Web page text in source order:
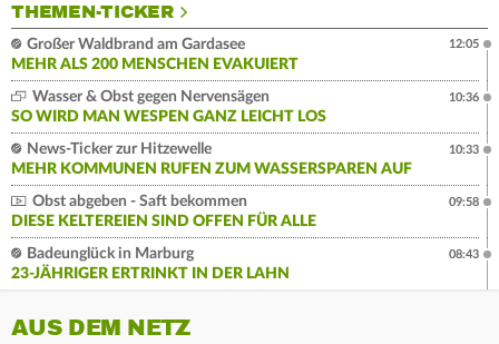
THEMEN-TICKER
Großer Waldbrand am Gardasee
MEHR ALS 200 MENSCHEN EVAKUIERT
12:05
Wasser & Obst gegen Nervensägen
SO WIRD MAN WESPEN GANZ LEICHT LOS
10:36
News-Ticker zur Hitzewelle
MEHR KOMMUNEN RUFEN ZUM WASSERSPAREN AUF
10:33
Obst abgeben - Saft bekommen
DIESE KELTEREIEN SIND OFFEN FÜR ALLE
09:58
Badeunglück in Marburg
23-JÄHRIGER ERTRINKT IN DER LAHN
08:43
AUS DEM NETZ